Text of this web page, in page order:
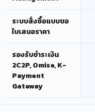
ระบบสั่งซื้อแบบขอ
ใบเสนอราคา
รองรับชำระเงิน
2C2P, Omise, K-
Payment
Gateway